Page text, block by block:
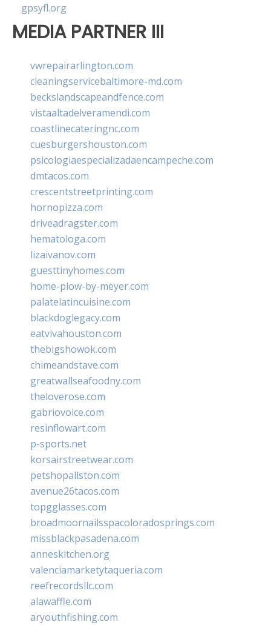
gpsyfl.org
MEDIA PARTNER III
vwrepairarlington.com
cleaningservicebaltimore-md.com
beckslandscapeandfence.com
vistaaltadelveramendi.com
coastlinecateringnc.com
cuesburgershouston.com
psicologiaespecializadaencampeche.com
dmtacos.com
crescentstreetprinting.com
hornopizza.com
driveadragster.com
hematologa.com
lizaivanov.com
guesttinyhomes.com
home-plow-by-meyer.com
palatelatincuisine.com
blackdoglegacy.com
eatvivahouston.com
thebigshowok.com
chimeandstave.com
greatwallseafoodny.com
theloverose.com
gabriovoice.com
resinflowart.com
p-sports.net
korsairstreetwear.com
petshopallston.com
avenue26tacos.com
topgglasses.com
broadmoornailsspacoloradosprings.com
missblackpasadena.com
anneskitchen.org
valenciamarketytaqueria.com
reefrecordsllc.com
alawaffle.com
aryouthfishing.com